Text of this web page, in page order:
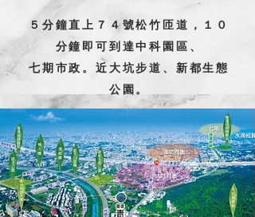
５分鐘直上７４號松竹匝道，１０
分鐘即可到達中科園區、
七期市政。近大坑步道、新都生態
公園。